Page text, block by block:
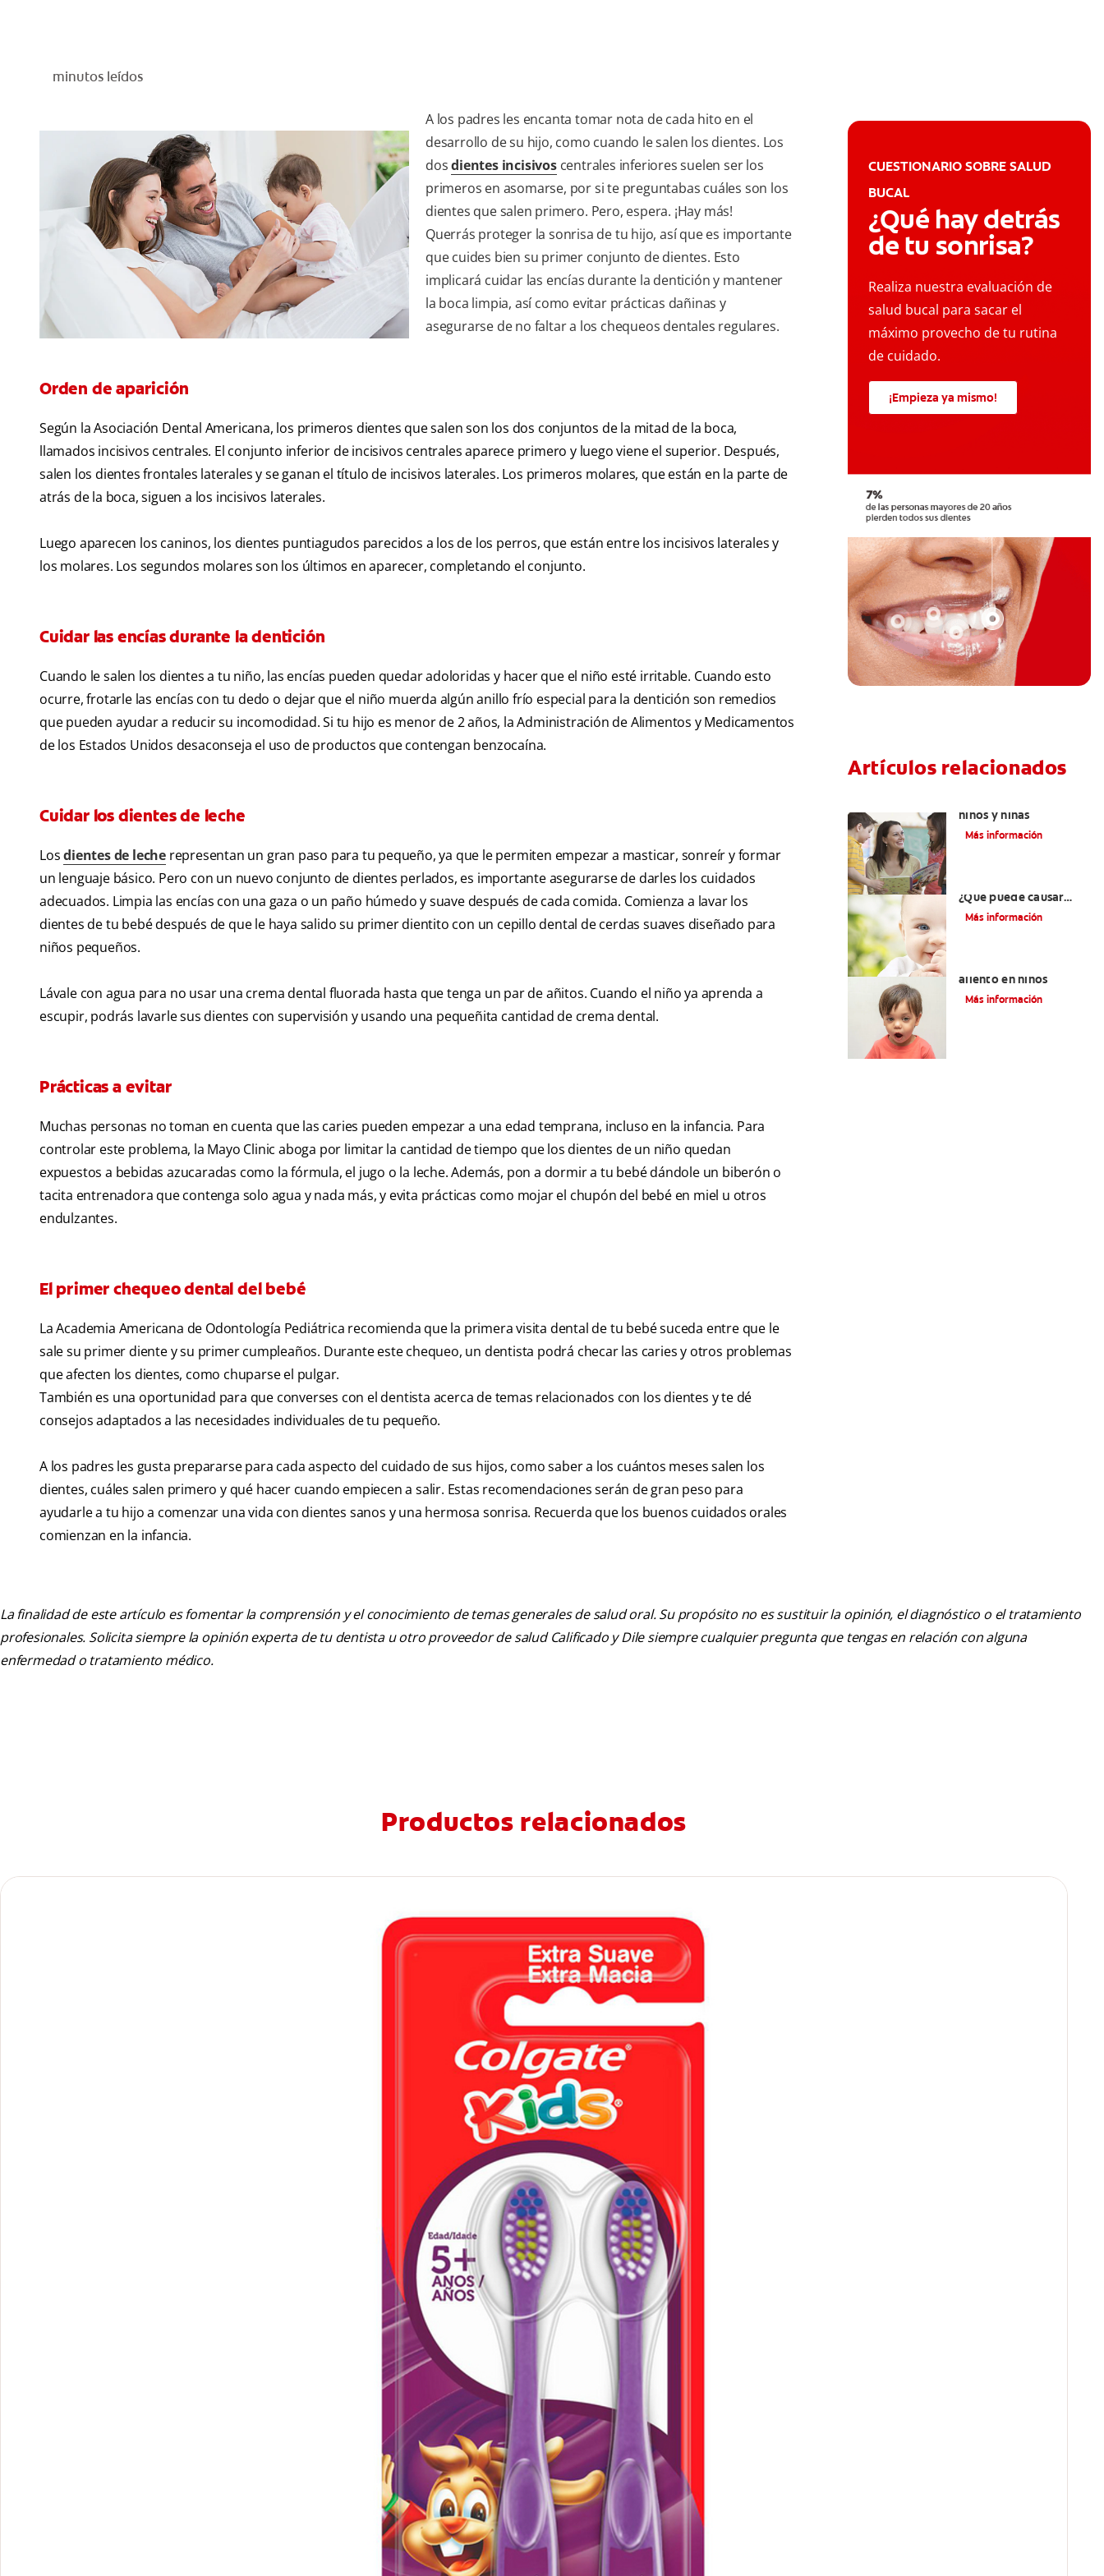
minutos leídos
A los padres les encanta tomar nota de cada hito en el
desarrollo de su hijo, como cuando le salen los dientes. Los
dosdientes incisivoscentrales inferiores suelen ser los
primeros en asomarse, por si te preguntabas cuáles son los
dientes que salen primero. Pero, espera. ¡Hay más!
Querrás proteger la sonrisa de tu hijo, así que es importante
que cuides bien su primer conjunto de dientes. Esto
implicará cuidar las encías durante la dentición y mantener
la boca limpia, así como evitar prácticas dañinas y
asegurarse de no faltar a los chequeos dentales regulares.
Orden de aparición
Según la Asociación Dental Americana, los primeros dientes que salen son los dos conjuntos de la mitad de la boca,
llamados incisivos centrales. El conjunto inferior de incisivos centrales aparece primero y luego viene el superior. Después,
salen los dientes frontales laterales y se ganan el título de incisivos laterales. Los primeros molares, que están en la parte de
atrás de la boca, siguen a los incisivos laterales.
Luego aparecen los caninos, los dientes puntiagudos parecidos a los de los perros, que están entre los incisivos laterales y
los molares. Los segundos molares son los últimos en aparecer, completando el conjunto.
Cuidar las encías durante la dentición
Cuando le salen los dientes a tu niño, las encías pueden quedar adoloridas y hacer que el niño esté irritable. Cuando esto
ocurre, frotarle las encías con tu dedo o dejar que el niño muerda algún anillo frío especial para la dentición son remedios
que pueden ayudar a reducir su incomodidad. Si tu hijo es menor de 2 años, la Administración de Alimentos y Medicamentos
de los Estados Unidos desaconseja el uso de productos que contengan benzocaína.
Cuidar los dientes de leche
Losdientes de leche representan un gran paso para tu pequeño, ya que le permiten empezar a masticar, sonreír y formar
un lenguaje básico. Pero con un nuevo conjunto de dientes perlados, es importante asegurarse de darles los cuidados
adecuados. Limpia las encías con una gaza o un paño húmedo y suave después de cada comida. Comienza a lavar los
dientes de tu bebé después de que le haya salido su primer dientito con un cepillo dental de cerdas suaves diseñado para
niños pequeños.
Lávale con agua para no usar una crema dental fluorada hasta que tenga un par de añitos. Cuando el niño ya aprenda a
escupir, podrás lavarle sus dientes con supervisión y usando una pequeñita cantidad de crema dental.
Prácticas a evitar
Muchas personas no toman en cuenta que las caries pueden empezar a una edad temprana, incluso en la infancia. Para
controlar este problema, la Mayo Clinic aboga por limitar la cantidad de tiempo que los dientes de un niño quedan
expuestos a bebidas azucaradas como la fórmula, el jugo o la leche. Además, pon a dormir a tu bebé dándole un biberón o
tacita entrenadora que contenga solo agua y nada más, y evita prácticas como mojar el chupón del bebé en miel u otros
endulzantes.
El primer chequeo dental del bebé
La Academia Americana de Odontología Pediátrica recomienda que la primera visita dental de tu bebé suceda entre que le
sale su primer diente y su primer cumpleaños. Durante este chequeo, un dentista podrá checar las caries y otros problemas
que afecten los dientes, como chuparse el pulgar.
También es una oportunidad para que converses con el dentista acerca de temas relacionados con los dientes y te dé
consejos adaptados a las necesidades individuales de tu pequeño.
A los padres les gusta prepararse para cada aspecto del cuidado de sus hijos, como saber a los cuántos meses salen los
dientes, cuáles salen primero y qué hacer cuando empiecen a salir. Estas recomendaciones serán de gran peso para
ayudarle a tu hijo a comenzar una vida con dientes sanos y una hermosa sonrisa. Recuerda que los buenos cuidados orales
comienzan en la infancia.
CUESTIONARIO SOBRE SALUD
BUCAL
¿Qué hay detrás
de tu sonrisa?
Realiza nuestra evaluación de
salud bucal para sacar el
máximo provecho de tu rutina
de cuidado.
¡Empieza ya mismo!
Artículos relacionados
niños y niñas
Más información
¿Qué puede causar
retrasos en la
Más información
aliento en niños
Más información
La finalidad de este artículo es fomentar la comprensión y el conocimiento de temas generales de salud oral. Su propósito no es sustituir la opinión, el diagnóstico o el tratamiento
profesionales. Solicita siempre la opinión experta de tu dentista u otro proveedor de salud Calificado y Dile siempre cualquier pregunta que tengas en relación con alguna
enfermedad o tratamiento médico.
Productos relacionados